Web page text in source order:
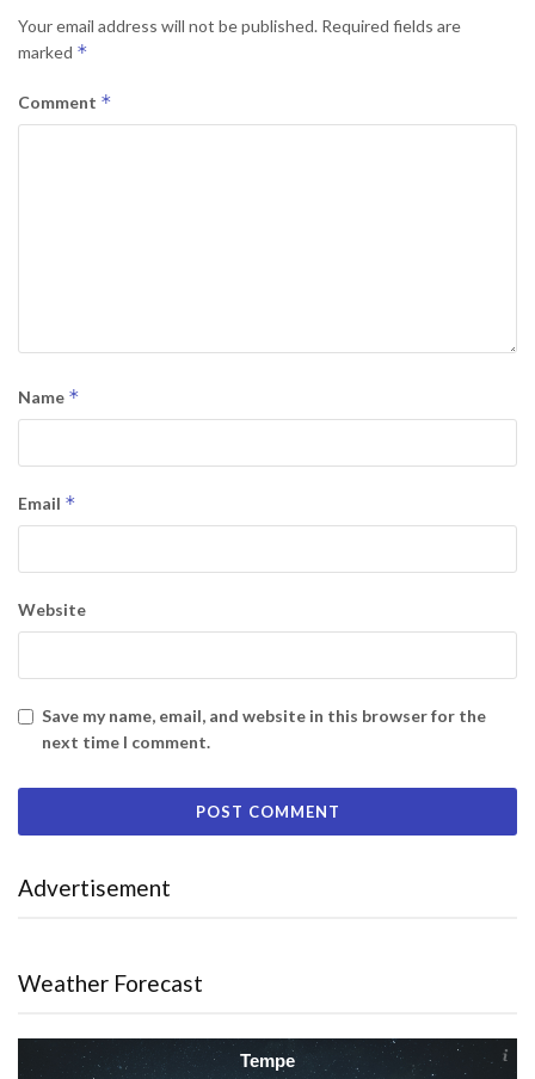
Your email address will not be published. Required fields are
marked *
Comment *
Name *
Email *
Website
Save my name, email, and website in this browser for the
next time I comment.
Advertisement
Weather Forecast
Tempe